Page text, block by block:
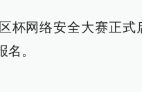
杯网络安全大赛正式
名。